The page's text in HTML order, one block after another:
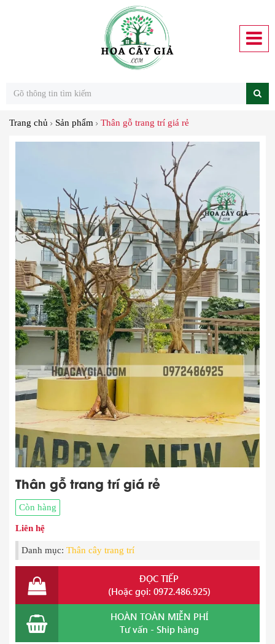
Trang chủ Sản phẩm Thân gỗ trang trí giá rẻ
Thân gỗ trang trí giá rẻ
Còn hàng
Liên hệ
Danh mục: Thân cây trang trí
ĐỌC TIẾP
(Hoặc gọi: 0972.486.925)
HOÀN TOÀN MIỄN PHÍ
Tư vấn - Ship hàng